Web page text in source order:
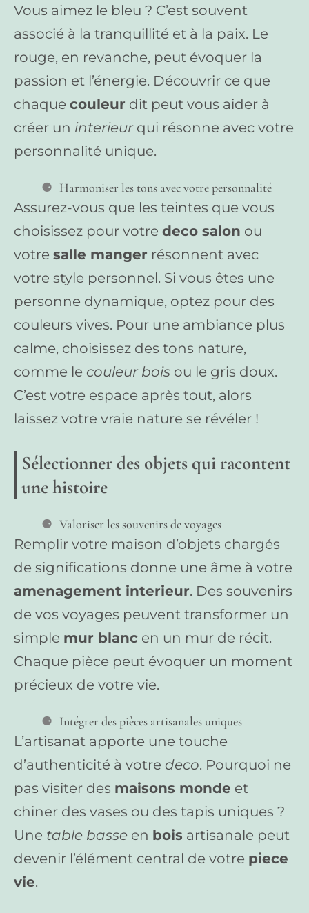
Vous aimez le bleu ? C’est souvent
associé à la tranquillité et à la paix. Le
rouge, en revanche, peut évoquer la
passion et l’énergie. Découvrir ce que
chaque couleur dit peut vous aider à
créer un interieurqui résonne avec votre
personnalité unique.
Harmoniser les tons avec votre personnalité
Assurez-vous que les teintes que vous
choisissez pour votre deco salon ou
votre salle manger résonnent avec
votre style personnel. Si vous êtes une
personne dynamique, optez pour des
couleurs vives. Pour une ambiance plus
calme, choisissez des tons nature,
comme le couleur bois ou le gris doux.
C’est votre espace après tout, alors
laissez votre vraie nature se révéler !
Sélectionner des objets qui racontent
une histoire
Valoriser les souvenirs de voyages
Remplir votre maison d’objets chargés
de significations donne une âme à votre
amenagement interieur. Des souvenirs
de vos voyages peuvent transformer un
simple mur blanc en un mur de récit.
Chaque pièce peut évoquer un moment
précieux de votre vie.
Intégrer des pièces artisanales uniques
L’artisanat apporte une touche
d’authenticité à votre deco. Pourquoi ne
pas visiter des maisons monde et
chiner des vases ou des tapis uniques ?
Une table basse en bois artisanale peut
devenir l’élément central de votre piece
vie.